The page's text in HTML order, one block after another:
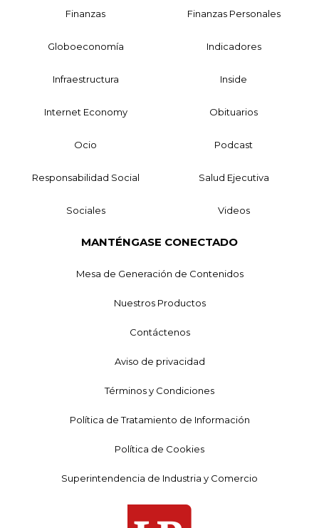
Finanzas Finanzas Personales
Globoeconomía Indicadores
Infraestructura Inside
Internet Economy Obituarios
Ocio Podcast
Responsabilidad Social Salud Ejecutiva
Sociales Videos
MANTÉNGASE CONECTADO
Mesa de Generación de Contenidos
Nuestros Productos
Contáctenos
Aviso de privacidad
Términos y Condiciones
Política de Tratamiento de Información
Política de Cookies
Superintendencia de Industria y Comercio